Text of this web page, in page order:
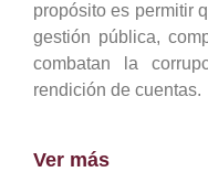
propósito es permitir
gestión pública,
combatan la
rendición de cuentas.
Ver más